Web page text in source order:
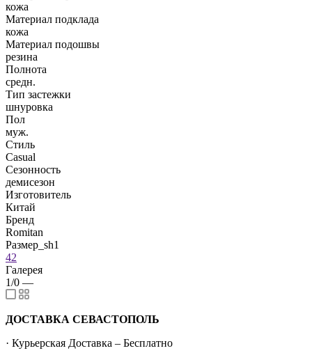
кожа
Материал подклада
кожа
Материал подошвы
резина
Полнота
средн.
Тип застежки
шнуровка
Пол
муж.
Стиль
Casual
Сезонность
демисезон
Изготовитель
Китай
Бренд
Romitan
Размер_sh1
42
Галерея
1/0 —
ДОСТАВКА СЕВАСТОПОЛЬ
· Курьерская Доставка – Бесплатно